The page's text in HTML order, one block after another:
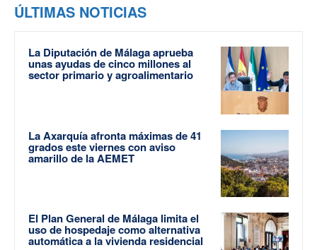
ÚLTIMAS NOTICIAS
La Diputación de Málaga aprueba
unas ayudas de cinco millones al
sector primario y agroalimentario
La Axarquía afronta máximas de 41
grados este viernes con aviso
amarillo de la AEMET
El Plan General de Málaga limita el
uso de hospedaje como alternativa
automática a la vivienda residencial